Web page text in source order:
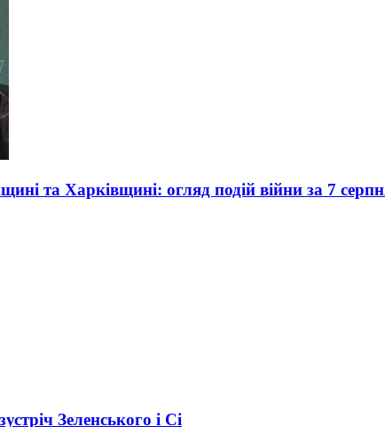
та Харківщині: огляд подій війни за 7
Зеленського і Сі